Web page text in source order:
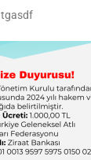
tgasdf